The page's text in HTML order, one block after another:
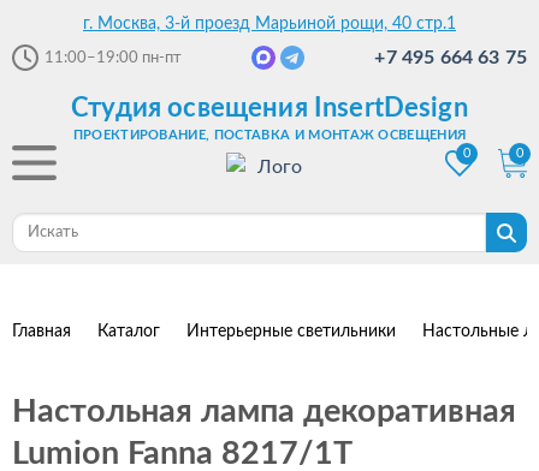
г. Москва, 3-й проезд Марьиной рощи, 40 стр.1
11:00–19:00 пн-пт +7 495 664 63 75
Студия освещения InsertDesign
ПРОЕКТИРОВАНИЕ, ПОСТАВКА И МОНТАЖ ОСВЕЩЕНИЯ
0
0
Главная Каталог Интерьерные светильники Настольные
Настольная лампа декоративная
Lumion Fanna 8217/1T